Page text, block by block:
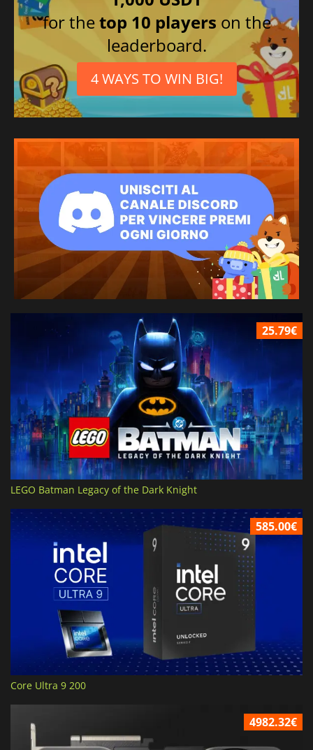
for thetop 10 players on the
leaderboard.
4 WAYS TO WIN BIG!
25.79€
LEGO Batman Legacy of the Dark Knight
585.00€
Core Ultra 9 200
4982.32€